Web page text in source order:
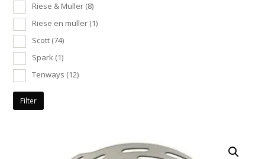
Riese & Muller (8)
Riese en muller (1)
Scott (74)
Spark (1)
Tenways (12)
Filter